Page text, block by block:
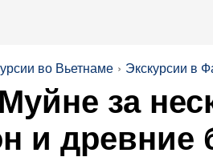
во Вьетнаме Экскурсии в
за
и древние